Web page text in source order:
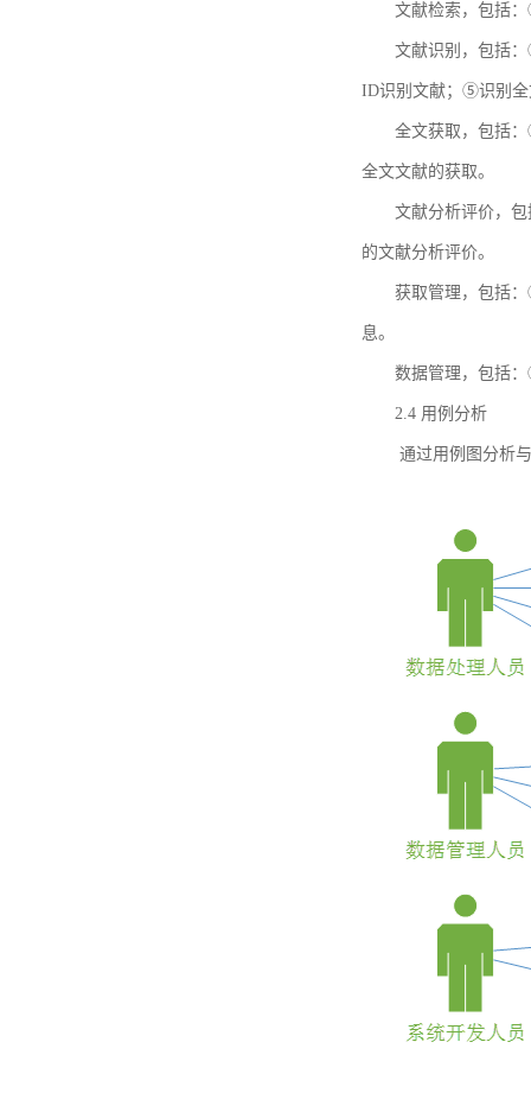
文献检索，包括
文献识别，包括
ID识别文献；⑤识别全
全文获取，包括
全文文献的获取。
文献分析评价，
的文献分析评价。
获取管理，包括
息。
数据管理，包括
2.4 用例分析
通过用例图分析